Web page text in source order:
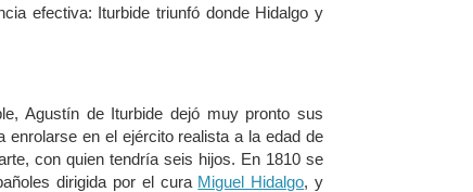
efectiva: Iturbide triunfó donde Hidalgo y
Agustín de Iturbide dejó muy pronto sus
en el ejército realista a la edad de
con quien tendría seis hijos. En 1810 se
dirigida por el cura Miguel Hidalgo, y